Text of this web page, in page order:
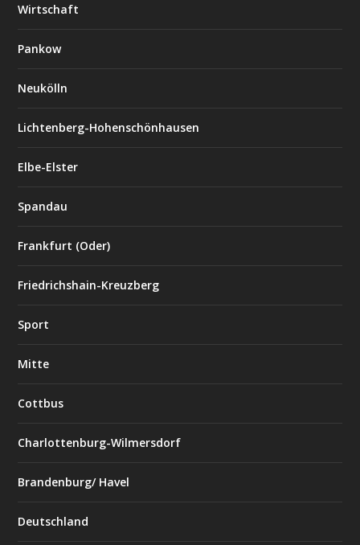
Wirtschaft
Pankow
Neukölln
Lichtenberg-Hohenschönhausen
Elbe-Elster
Spandau
Frankfurt (Oder)
Friedrichshain-Kreuzberg
Sport
Mitte
Cottbus
Charlottenburg-Wilmersdorf
Brandenburg/ Havel
Deutschland